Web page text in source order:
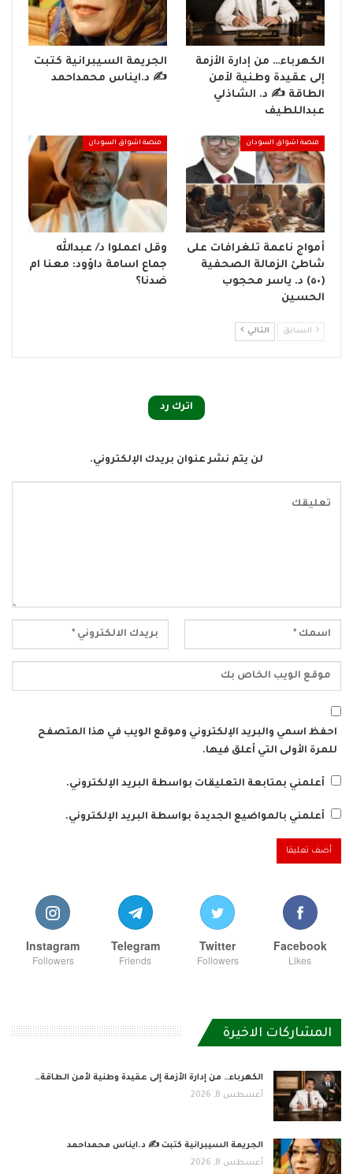
الكهرباء… من إدارة الأزمة
إلى عقيدة وطنية لأمن
الطاقة ✍️ د. الشاذلي
عبداللطيف
الجريمة السيبرانية كتبت
✍ د.ايناس محمداحمد
منصة اشواق السودان
أمواج ناعمة تلغرافات على
شاطئ الزمالة الصحفية
(٥٠) د. ياسر محجوب
الحسين
منصة اشواق السودان
وقل اعملوا د/ عبدالله
جماع اسامة داؤود: معنا ام
ضدنا؟
السابق التالي
اترك رد
لن يتم نشر عنوان بريدك الإلكتروني.
احفظ اسمي والبريد الإلكتروني وموقع الويب في هذا المتصفح
للمرة الأولى التي أعلق فيها.
أعلمني بمتابعة التعليقات بواسطة البريد الإلكتروني.
أعلمني بالمواضيع الجديدة بواسطة البريد الإلكتروني.
Facebook
Likes
Twitter
Followers
Telegram
Friends
Instagram
Followers
المشاركات الاخيرة
الكهرباء… من إدارة الأزمة إلى عقيدة وطنية لأمن الطاقة…
أغسطس 8, 2026
الجريمة السيبرانية كتبت ✍ د.ايناس محمداحمد
أغسطس 8, 2026